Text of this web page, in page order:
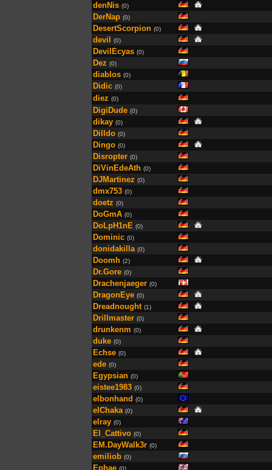
denNis (0)
DerNap (0)
DesertScorpion (0)
devil (0)
DevilEcyas (0)
Dez (0)
diablos (0)
Didic (0)
diez (0)
DigiDude (0)
dikay (0)
Dilldo (0)
Dingo (0)
Disropter (0)
DiVinEdeAth (0)
DJMartinez (0)
dmx753 (0)
doetz (0)
DoGmA (0)
DoLpH1nE (0)
Dominic (0)
donidakilla (0)
Doomh (2)
Dr.Gore (0)
Drachenjaeger (0)
DragonEye (0)
Dreadnought (1)
Drillmaster (0)
drunkenm (0)
duke (0)
Echse (0)
ede (0)
Egypsian (0)
eistee1983 (0)
elbonhand (0)
elChaka (0)
elray (0)
El_Cattivo (0)
EM.DayWalk3r (0)
emiliob (0)
Ephae (0)